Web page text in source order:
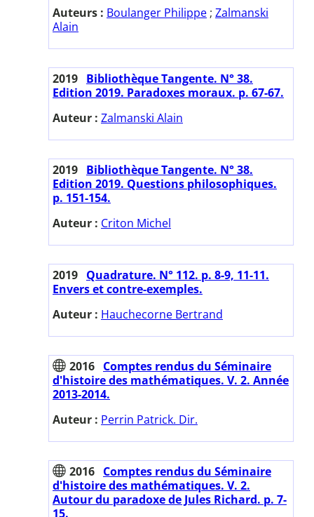
Auteurs : Boulanger Philippe ; Zalmanski
Alain
2019 Bibliothèque Tangente. N° 38.
Edition 2019. Paradoxes moraux. p. 67-67.
Auteur : Zalmanski Alain
2019 Bibliothèque Tangente. N° 38.
Edition 2019. Questions philosophiques.
p. 151-154.
Auteur : Criton Michel
2019 Quadrature. N° 112. p. 8-9, 11-11.
Envers et contre-exemples.
Auteur : Hauchecorne Bertrand
2016 Comptes rendus du Séminaire
d'histoire des mathématiques. V. 2. Année
2013-2014.
Auteur : Perrin Patrick. Dir.
2016 Comptes rendus du Séminaire
d'histoire des mathématiques. V. 2.
Autour du paradoxe de Jules Richard. p. 7-
15.